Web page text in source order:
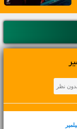
بدون نظر